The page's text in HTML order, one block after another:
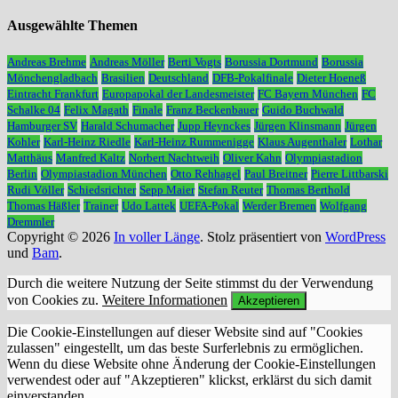
Ausgewählte Themen
Andreas Brehme Andreas Möller Berti Vogts Borussia Dortmund Borussia
Mönchengladbach Brasilien Deutschland DFB-Pokalfinale Dieter Hoeneß
Eintracht Frankfurt Europapokal der Landesmeister FC Bayern München FC
Schalke 04 Felix Magath Finale Franz Beckenbauer Guido Buchwald
Hamburger SV Harald Schumacher Jupp Heynckes Jürgen Klinsmann Jürgen
Kohler Karl-Heinz Riedle Karl-Heinz Rummenigge Klaus Augenthaler Lothar
Matthäus Manfred Kaltz Norbert Nachtweih Oliver Kahn Olympiastadion
Berlin Olympiastadion München Otto Rehhagel Paul Breitner Pierre Littbarski
Rudi Völler Schiedsrichter Sepp Maier Stefan Reuter Thomas Berthold
Thomas Häßler Trainer Udo Lattek UEFA-Pokal Werder Bremen Wolfgang
Dremmler
Copyright © 2026 In voller Länge. Stolz präsentiert von WordPress
und Bam.
Durch die weitere Nutzung der Seite stimmst du der Verwendung
von Cookies zu. Weitere Informationen Akzeptieren
Die Cookie-Einstellungen auf dieser Website sind auf "Cookies
zulassen" eingestellt, um das beste Surferlebnis zu ermöglichen.
Wenn du diese Website ohne Änderung der Cookie-Einstellungen
verwendest oder auf "Akzeptieren" klickst, erklärst du sich damit